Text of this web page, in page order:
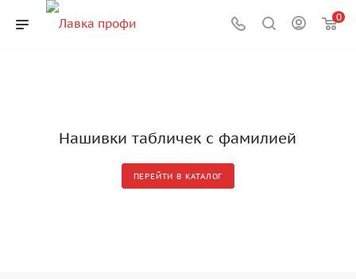
0
Нашивки табличек с фамилией
ПЕРЕЙТИ В КАТАЛОГ